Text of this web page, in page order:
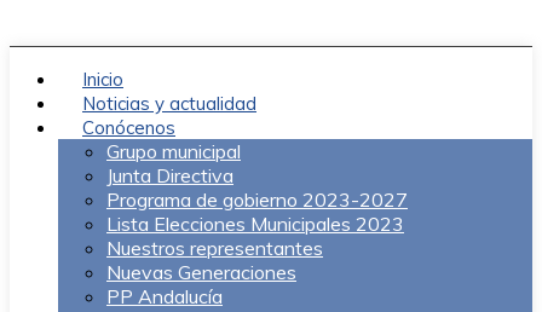
Inicio
Noticias y actualidad
Conócenos
Grupo municipal
Junta Directiva
Programa de gobierno 2023-2027
Lista Elecciones Municipales 2023
Nuestros representantes
Nuevas Generaciones
PP Andalucía